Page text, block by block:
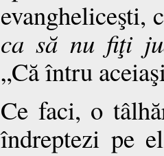
evangheliceşti,
ca să nu fiţi
„Că întru
Ce faci, o
îndreptezi pe